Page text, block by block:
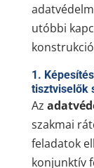
utóbbi
1.
tisztviselők
Az
szakmai
feladatok
konjunktív